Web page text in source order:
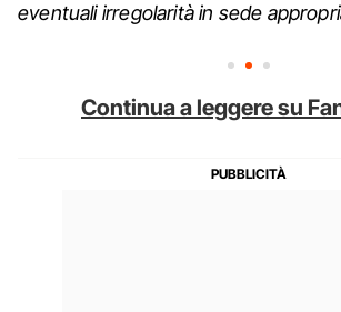
eventuali irregolarità in sede
Continua a leggere su